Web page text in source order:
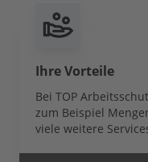
Ihre Vorteile
Bei TOP
zum Beispiel
viele weitere